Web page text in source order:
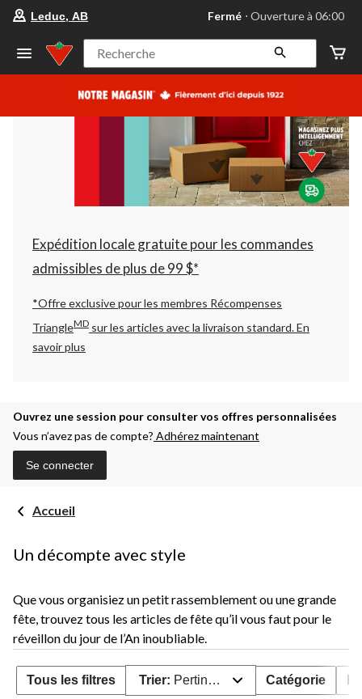
votre
préféré
Leduc,
AB,
courament
Ouverture
à
06:00
cliquer
pour
changer
Leduc, AB Fermé ⋅ Ouverture à 06:00
Recherche
Expédition locale gratuite pour les commandes
admissibles de plus de 99 $*
*Offre exclusive pour les membres Récompenses
TriangleMD sur les articles avec la livraison standard.En
savoir plus
Ouvrez une session pour consulter vos offres personnalisées
Vous n’avez pas de compte? Adhérez maintenant
Se connecter
Accueil
Un décompte avec style
Que vous organisiez un petit rassemblement ou une grande
fête, trouvez tous les articles de fête qu’il vous faut pour le
réveillon du jour de l’An inoubliable.
Tous les filtres Trier: Pertinence Catégorie